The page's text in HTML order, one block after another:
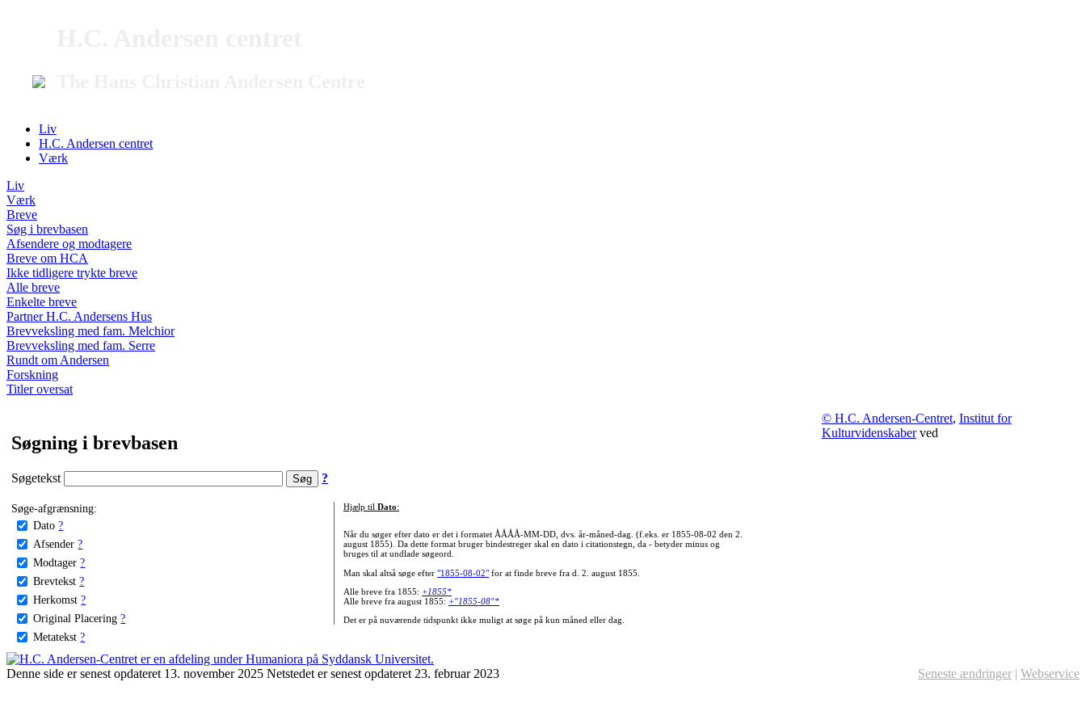
Liv
H.C. Andersen centret
Værk
Liv
Værk
Breve
Søg i brevbasen
Afsendere og modtagere
Breve om HCA
Ikke tidligere trykte breve
Alle breve
Enkelte breve
Partner H.C. Andersens Hus
Brevveksling med fam. Melchior
Brevveksling med fam. Serre
Rundt om Andersen
Forskning
Titler oversat
Søgning i brevbasen
Søgetekst ?
Søge-afgrænsning:
Dato ?
Afsender ?
Modtager ?
Brevtekst ?
Herkomst ?
Original Placering ?
Metatekst ?
Hjælp til Dato:
Når du søger efter dato er det i formatet ÅÅÅÅ-MM-DD, dvs. år-måned-dag. (f.eks. er 1855-08-02 den 2.
august 1855). Da dette format bruger bindestreger skal en dato i citationstegn, da - betyder minus og
bruges til at undlade søgeord.
Man skal altså søge efter "1855-08-02"for at finde breve fra d. 2. august 1855.
Alle breve fra 1855: +1855*
Alle breve fra august 1855: +"1855-08"*
Det er på nuværende tidspunkt ikke muligt at søge på kun måned eller dag.
© H.C. Andersen-Centret, Institut for
Kulturvidenskaberved
Denne side er senest opdateret 13. november 2025 Netstedet er senest opdateret 23. februar 2023 Seneste ændringer | Webservice